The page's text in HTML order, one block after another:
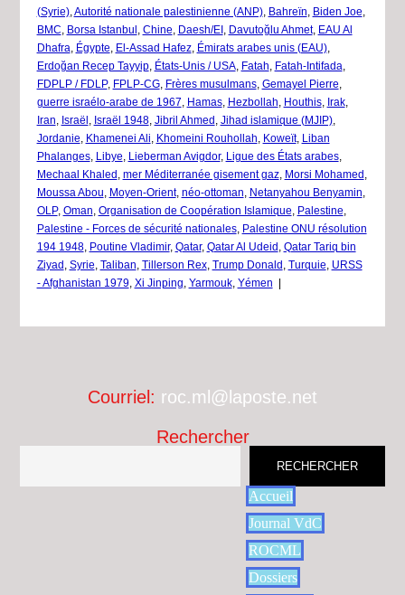
(Syrie), Autorité nationale palestinienne (ANP), Bahreïn Biden Joe
BMC
Borsa Istanbul Chine Daesh/EI Davutoğlu Ahmet, EAU Al
Dhafra
Égypte El-Assad Hafez, Émirats arabes unis (EAU),
Erdoğan Recep Tayyip, États-Unis / USA, Fatah Fatah-Intifada
FDPLP / FDLP, FPLP-CG, Frères musulmans, Gemayel Pierre
guerre israélo-arabe de 1967
Hamas, Hezbollah Houthis, Irak,
Iran
Israël Israël 1948, Jibril Ahmed Jihad islamique (MJIP),
Jordanie
Khamenei Ali Khomeini Rouhollah Koweït,
Liban
Phalanges, Libye Lieberman Avigdor, Ligue des États arabes,
Mechaal Khaled
mer Méditerranée gisement gaz, Morsi Mohamed
Moussa Abou
Moyen-Orient, néo-ottoman Netanyahou Benyamin
OLP, Oman Organisation de Coopération Islamique Palestine
Palestine - Forces de sécurité nationales,
Palestine ONU résolution
194 1948, Poutine Vladimir, Qatar, Qatar Al Udeid
Qatar Tariq bin
Ziyad
Syrie Taliban Tillerson Rex, Trump Donald Turquie
URSS
- Afghanistan 1979, Xi Jinping Yarmouk, Yémen
Courriel: roc.ml@laposte.net
Rechercher
RECHERCHER
Accueil
Journal VdC
ROCML
Dossiers